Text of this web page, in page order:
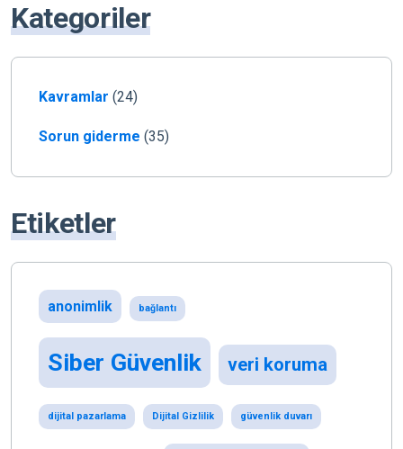
Kategoriler
Kavramlar (24)
Sorun giderme (35)
Etiketler
anonimlik bağlantı
Siber Güvenlik veri koruma
dijital pazarlama Dijital Gizlilik güvenlik duvarı